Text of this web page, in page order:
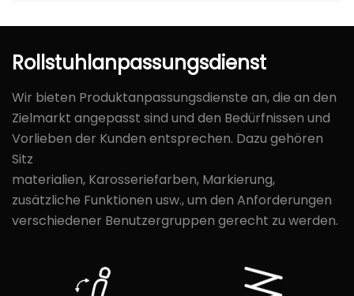
Rollstuhlanpassungsdienst
Wir bieten Produktanpassungsdienste an, die an den
Zielmarkt angepasst sind und den Bedürfnissen und
Vorlieben der Kunden entsprechen. Dazu gehören
Sitz
materialien, Karosseriefarben, Markierung,
zusätzliche Funktionen usw., um den Anforderungen
verschiedener Benutzergruppen gerecht zu werden.